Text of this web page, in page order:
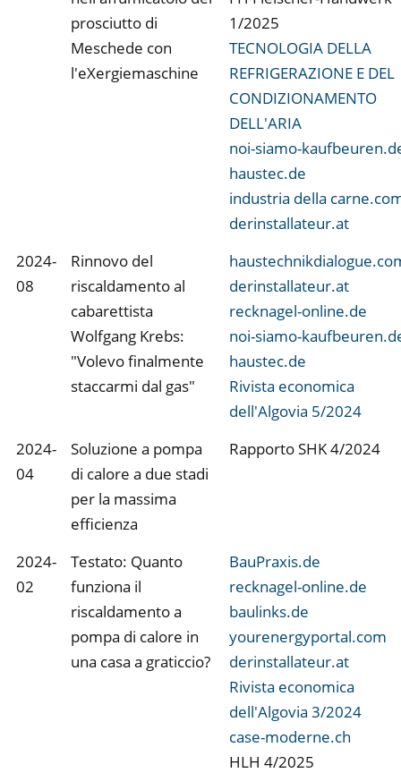
prosciutto di
Meschede con
l'eXergiemaschine
1/2025
TECNOLOGIA DELLA
REFRIGERAZIONE E DEL
CONDIZIONAMENTO
DELL'ARIA
noi-siamo-
haustec.de
industria della
derinstallateur.at
2024-
08
Rinnovo del
riscaldamento al
cabarettista
Wolfgang Krebs:
"Volevo finalmente
staccarmi dal gas"
derinstallateur.at
recknagel-online.de
noi-siamo-
haustec.de
Rivista economica
dell'Algovia 5/2024
2024-
04
Soluzione a pompa
di calore a due stadi
per la massima
efficienza
Rapporto SHK 4/2024
2024-
02
Testato: Quanto
funziona il
riscaldamento a
pompa di calore in
una casa a graticcio?
BauPraxis.de
recknagel-online.de
baulinks.de
yourenergyportal.com
derinstallateur.at
Rivista economica
dell'Algovia 3/2024
case-moderne.ch
HLH 4/2025